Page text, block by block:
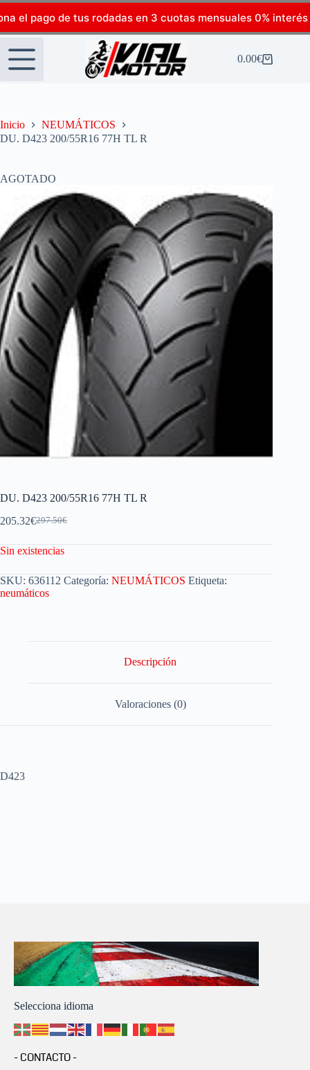
el pago de tus rodadas en 3 cuotas mensuales 0% interés
0.00€
Inicio
NEUMÁTICOS
DU. D423 200/55R16 77H TL R
AGOTADO
DU. D423 200/55R16 77H TL R
297.50€
205.32€
Sin existencias
SKU: 636112 Categoría: NEUMÁTICOS Etiqueta:
neumáticos
Descripción
Valoraciones (0)
D423
Selecciona idioma
- CONTACTO -